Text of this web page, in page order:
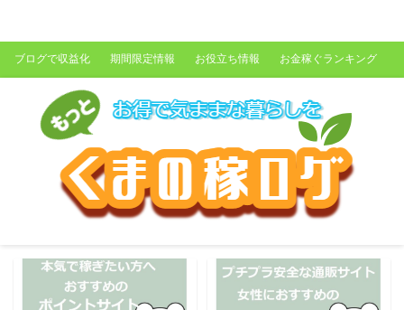
ブログで収益化 期間限定情報 お役立ち情報 お金稼ぐランキング